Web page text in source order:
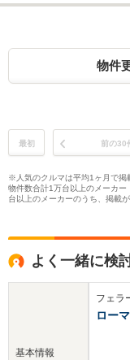
物件
最初 前の30
※人気のクルマは平均1ヶ月で掲
物件数合計1万台以上のメーカ
台以上のメーカーのうち、掲載
よく一緒に検
基本情報
フェラ
ロー